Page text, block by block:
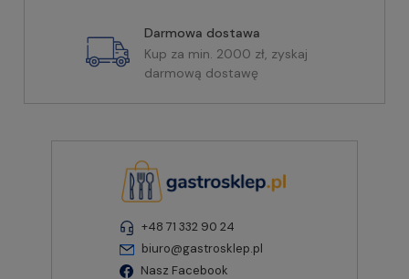
Darmowa dostawa
Kup za min. 2000 zł, zyskaj
darmową dostawę
+48 71 332 90 24
biuro@gastrosklep.pl
Nasz Facebook